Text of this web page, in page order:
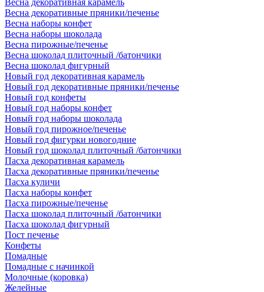
Весна декоративная карамель
Весна декоративные пряники/печенье
Весна наборы конфет
Весна наборы шоколада
Весна пирожные/печенье
Весна шоколад плиточный /батончики
Весна шоколад фигурный
Новый год декоративная карамель
Новый год декоративные пряники/печенье
Новый год конфеты
Новый год наборы конфет
Новый год наборы шоколада
Новый год пирожное/печенье
Новый год фигурки новогодние
Новый год шоколад плиточный /батончики
Пасха декоративная карамель
Пасха декоративные пряники/печенье
Пасха куличи
Пасха наборы конфет
Пасха пирожные/печенье
Пасха шоколад плиточный /батончики
Пасха шоколад фигурный
Пост печенье
Конфеты
Помадные
Помадные с начинкой
Молочные (коровка)
Желейные